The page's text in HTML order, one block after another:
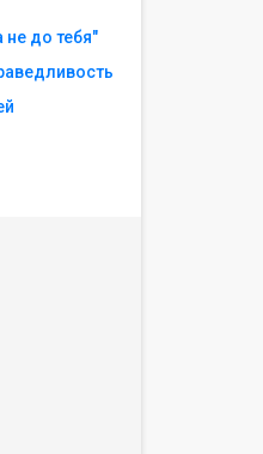
не до тебя"